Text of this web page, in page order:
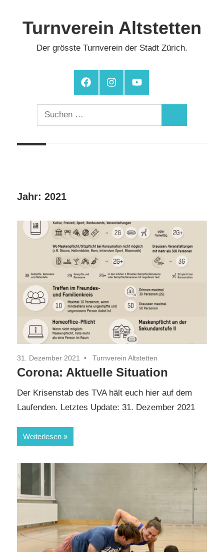
Inhalt
springen
Turnverein Altstetten
Der grösste Turnverein der Stadt Zürich.
FacebookInstagramYouTube
Suchen
nach:
Jahr: 2021
31. Dezember 2021 Turnverein Altstetten
Corona: Aktuelle Situation
Der Krisenstab des TVA hält euch hier auf dem
Laufenden. Letztes Update: 31. Dezember 2021
Weiterlesen